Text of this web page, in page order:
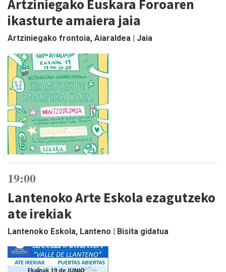
Artziniegako Euskara Foroaren
ikasturte amaiera jaia
Artziniegako frontoia, Aiaraldea | Jaia
19:00
Lantenoko Arte Eskola ezagutzeko
ate irekiak
Lantenoko Eskola, Lanteno | Bisita gidatua